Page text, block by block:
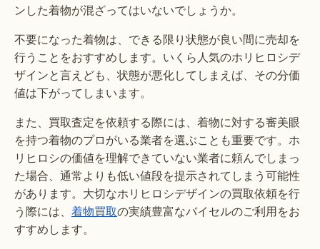
ンした着物が混ざってはいないでしょうか。
不要になった着物は、できる限り状態が良い間に売却を
行うことをおすすめします。いくら人気のホリヒロシデ
ザインと言えども、状態が悪化してしまえば、その分価
値は下がってしまいます。
また、買取査定を依頼する際には、着物に対する審美眼
を持つ着物のプロがいる業者を選ぶことも重要です。ホ
リヒロシの価値を理解できていない業者に頼んでしまっ
た場合、通常よりも低い値段を提示されてしまう可能性
があります。大切なホリヒロシデザインの買取依頼を行
う際には、 着物買取の実績豊富なバイセルのご利用をお
すすめします。